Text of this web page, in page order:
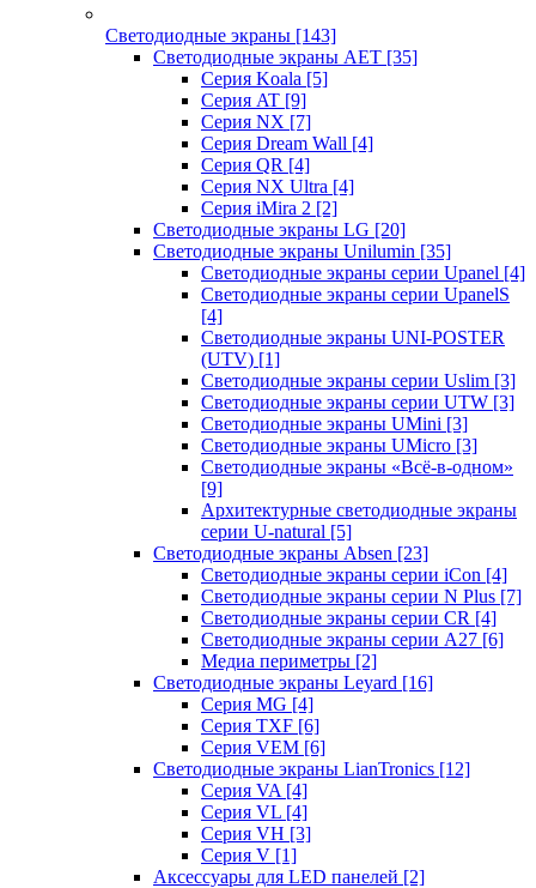
Светодиодные экраны [143]
Светодиодные экраны AET [35]
Cерия Koala [5]
Серия AT [9]
Серия NX [7]
Серия Dream Wall [4]
Серия QR [4]
Серия NX Ultra [4]
Серия iMira 2 [2]
Светодиодные экраны LG [20]
Светодиодные экраны Unilumin [35]
Светодиодные экраны серии Upanel [4]
Светодиодные экраны серии UpanelS
[4]
Светодиодные экраны UNI-POSTER
(UTV) [1]
Светодиодные экраны серии Uslim [3]
Светодиодные экраны серии UTW [3]
Светодиодные экраны UMini [3]
Светодиодные экраны UMicro [3]
Светодиодные экраны «Всё-в-одном»
[9]
Архитектурные светодиодные экраны
серии U-natural [5]
Светодиодные экраны Absen [23]
Светодиодные экраны серии iCon [4]
Светодиодные экраны серии N Plus [7]
Светодиодные экраны серии CR [4]
Светодиодные экраны серии А27 [6]
Медиа периметры [2]
Светодиодные экраны Leyard [16]
Серия MG [4]
Серия TXF [6]
Серия VEM [6]
Светодиодные экраны LianTronics [12]
Серия VA [4]
Серия VL [4]
Серия VH [3]
Серия V [1]
Аксессуары для LED панелей [2]